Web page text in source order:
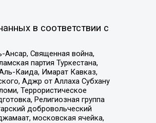
в соответствии с
Священная война,
партия Туркестана,
Каида, Имарат Кавказ,
Аджр от Аллаха Субхану
Террористическое
Религиозная группа
добровольческий
московская ячейка,